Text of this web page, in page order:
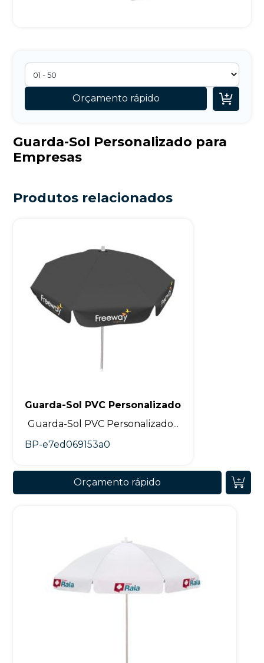
Orçamento rápido 
Guarda-Sol Personalizado para
Empresas
Produtos relacionados
Guarda-Sol PVC Personalizado
Guarda-Sol PVC Personalizado...
BP-e7ed069153a0
Orçamento rápido